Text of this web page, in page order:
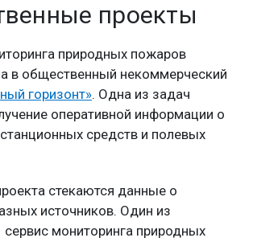
проекты
природных пожаров
в общественный некоммерческий
горизонт». Одна из задач
оперативной информации о
средств и полевых
стекаются данные о
источников. Один из
сервис мониторинга природных